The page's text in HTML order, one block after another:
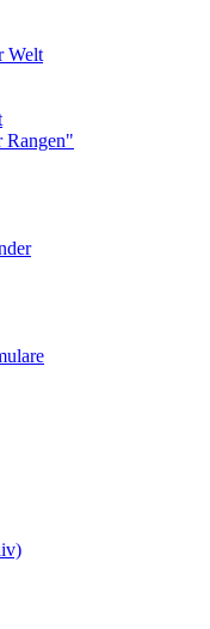
Welt
Rangen"